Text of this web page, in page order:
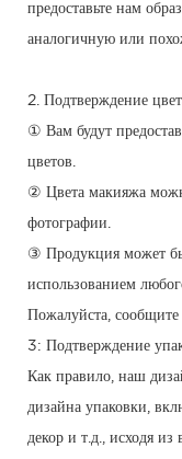
предоставьте нам
аналогичную или
2. Подтверждение
① Вам будут
цветов.
② Цвета макияжа
фотографии.
③ Продукция может
использованием
Пожалуйста,
3: Подтверждение
Как правило, наш
дизайна упаковки,
декор и т.д., исходя из